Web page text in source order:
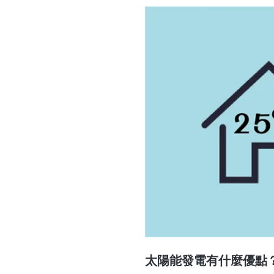
太陽能發電有什麼優點